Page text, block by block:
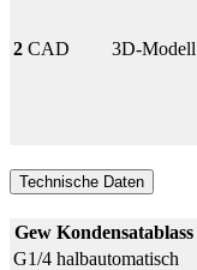
2 CAD 3D-Modell
Technische Daten
Gew Kondensatablass
G1/4 halbautomatisch